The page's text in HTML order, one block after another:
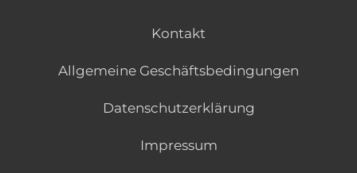
Kontakt
Allgemeine Geschäftsbedingungen
Datenschutzerklärung
Impressum